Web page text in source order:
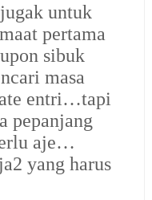
untuk
pertama
sibuk
masa
entri…tapi
pepanjang
aje…
yang harus